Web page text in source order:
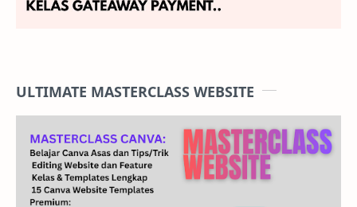
ULTIMATE MASTERCLASS WEBSITE